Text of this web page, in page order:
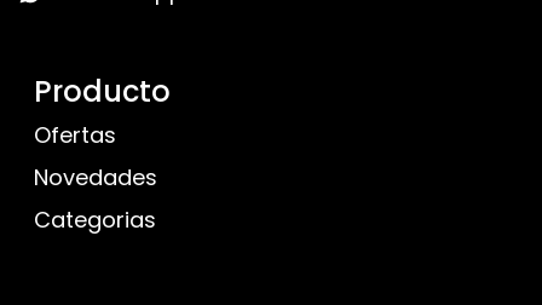
Producto
Ofertas
Novedades
Categorias